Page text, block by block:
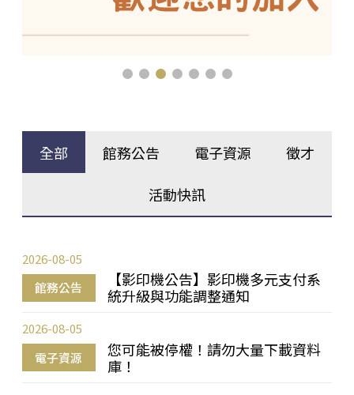
全部 館務公告 電子資源 徵才
活動快訊
館務公告
【影印機公告】影印機多元支付系
統升級與功能調整通知
2026-08-05
電子資源
您可能被停權！請勿大量下載資料
庫！
2026-08-05